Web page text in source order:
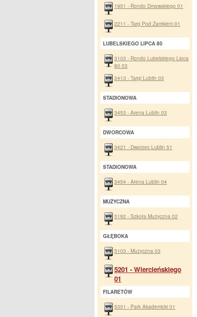
1951 - Rondo Dmowskiego 01
2211 - Targ Pod Zamkiem 01
LUBELSKIEGO LIPCA 80
3103 - Rondo Lubelskiego Lipca
80 03
3413 - Targi Lublin 03
STADIONOWA
3453 - Arena Lublin 03
DWORCOWA
3421 - Dworzec Lublin 51
STADIONOWA
3454 - Arena Lublin 04
MUZYCZNA
5192 - Szkoła Muzyczna 02
GŁĘBOKA
5103 - Muzyczna 03
5201 - Wiercieńskiego
01
FILARETÓW
5301 - Park Akademicki 01